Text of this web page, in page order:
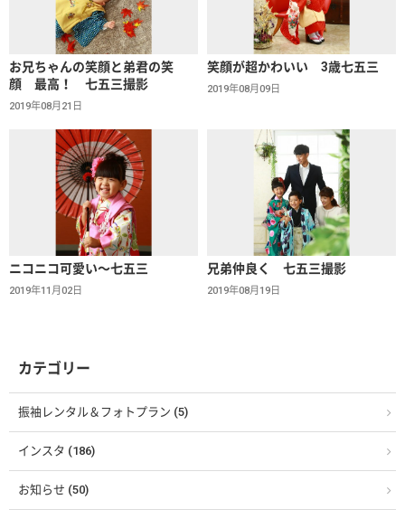
お兄ちゃんの笑顔と弟君の笑
顔 最高！ 七五三撮影
2019年08月21日
笑顔が超かわいい 3歳七五三
2019年08月09日
ニコニコ可愛い～七五三
2019年11月02日
兄弟仲良く 七五三撮影
2019年08月19日
カテゴリー
振袖レンタル＆フォトプラン (5)
インスタ (186)
お知らせ (50)